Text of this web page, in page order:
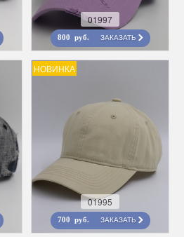
01997
800 руб. ЗАКАЗАТЬ
НОВИНКА
01995
700 руб. ЗАКАЗАТЬ